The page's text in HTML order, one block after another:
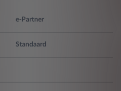
e-Partner
Standaard